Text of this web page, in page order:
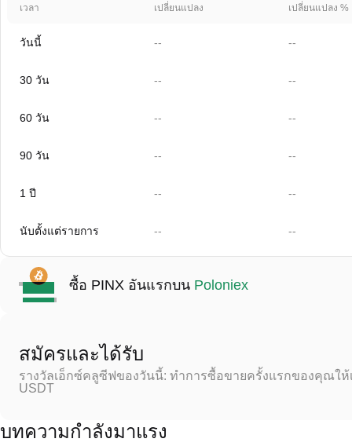
เวลา เปลี่ยนแปลง เปลี่ยนแปลง %
วันนี้ -- --
30 วัน -- --
60 วัน -- --
90 วัน -- --
1 ปี -- --
นับตั้งแต่รายการ -- --
ซื้อ PINX อันแรกบน Poloniex
สมัครและได้รับ
รางวัลเอ็กซ์คลูซีฟของวันนี้: ทำการซื้อขายครั้งแรกของคุณใ
USDT
บทความกำลังมาแรง